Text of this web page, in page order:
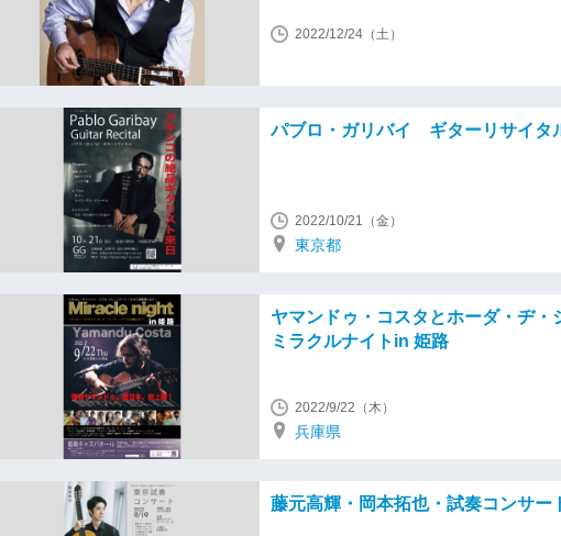
2022/12/24（土）
パブロ・ガリバイ ギターリサイタ
2022/10/21（金）
東京都
ヤマンドゥ・コスタとホーダ・ヂ・
ミラクルナイトin 姫路
2022/9/22（木）
兵庫県
藤元高輝・岡本拓也・試奏コンサー